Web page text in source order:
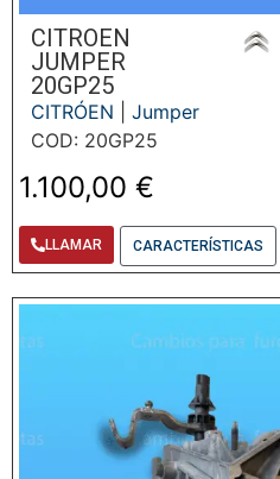
CITROEN
JUMPER
20GP25
CITRÓEN
Jumper
COD: 20GP25
1.100,00 €
LLAMAR CARACTERÍSTICAS